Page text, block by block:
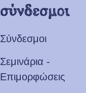
σύνδεσμοι
Σύνδεσμοι
Σεμινάρια -
Επιμορφώσεις